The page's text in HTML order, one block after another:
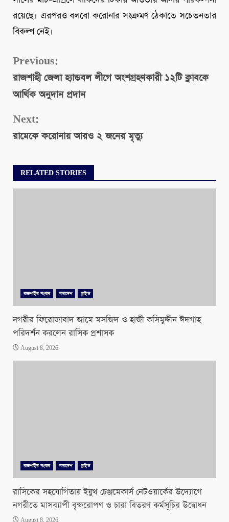
রয়েছে। এরপরও বলবো করোনার সংক্রমণ ঠেকাতে সচেতনতার
বিকল্প নেই।
Continue
Reading
Previous:
রাজশাহী জেলা হ্যান্ডবল লীগে অংশগ্রহণকারী ১২টি ক্লাবকে
আর্থিক অনুদান প্রদান
Next:
রামেকে করোনায় আরও ২ জনের মৃত্যু
RELATED STORIES
রাজশাহীর সংবাদ সারাদেশ স্লাইড
নগরীর ফিরোজাবাদ জামে মসজিদ ও হাজী কসিমুদ্দীন ঈদগাহ
পরিদর্শন করলেন রাসিক প্রশাসক
August 8, 2026
রাজশাহীর সংবাদ সারাদেশ স্লাইড
রাসিকের সহযোগিতায় ইয়ুথ চেঞ্জমেকার্স নেটওয়ার্কের উদ্যোগে
নগরীতে মাসব্যাপী বৃক্ষরোপণ ও চারা বিতরণ কর্মসূচির উদ্বোধন